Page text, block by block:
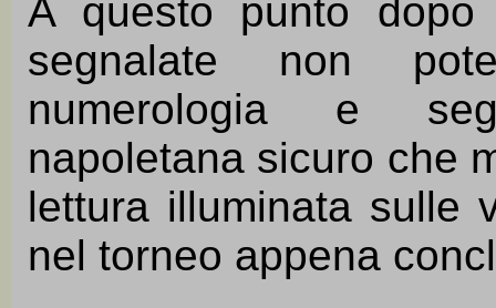
A questo punto
segnalate non
numerologia e
napoletana sicuro che
lettura illuminata sulle
nel torneo appena